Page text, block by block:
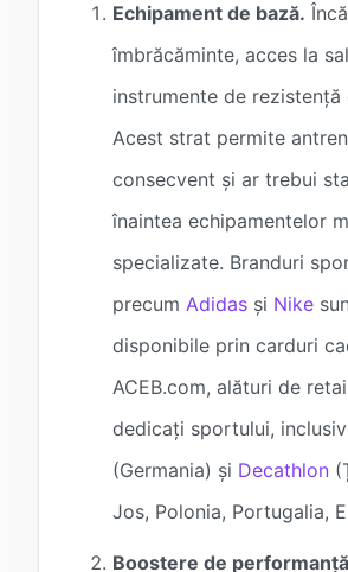
Echipament de bază.
îmbrăcăminte, acces la
instrumente de rezistență
Acest strat permite
consecvent și ar trebui
înaintea echipamentelor
specializate. Branduri
precum Adidas și Nike
disponibile prin carduri
ACEB.com, alături de
dedicați sportului, inclusiv
(Germania) și Decathlon
Jos, Polonia, Portugalia,
Boostere de